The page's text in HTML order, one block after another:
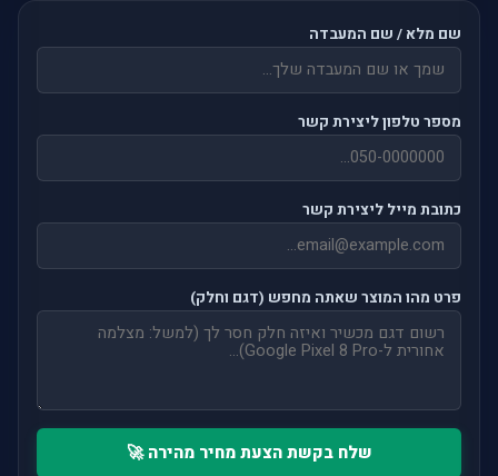
שם מלא / שם המעבדה
מספר טלפון ליצירת קשר
כתובת מייל ליצירת קשר
פרט מהו המוצר שאתה מחפש (דגם וחלק)
שלח בקשת הצעת מחיר מהירה 🚀